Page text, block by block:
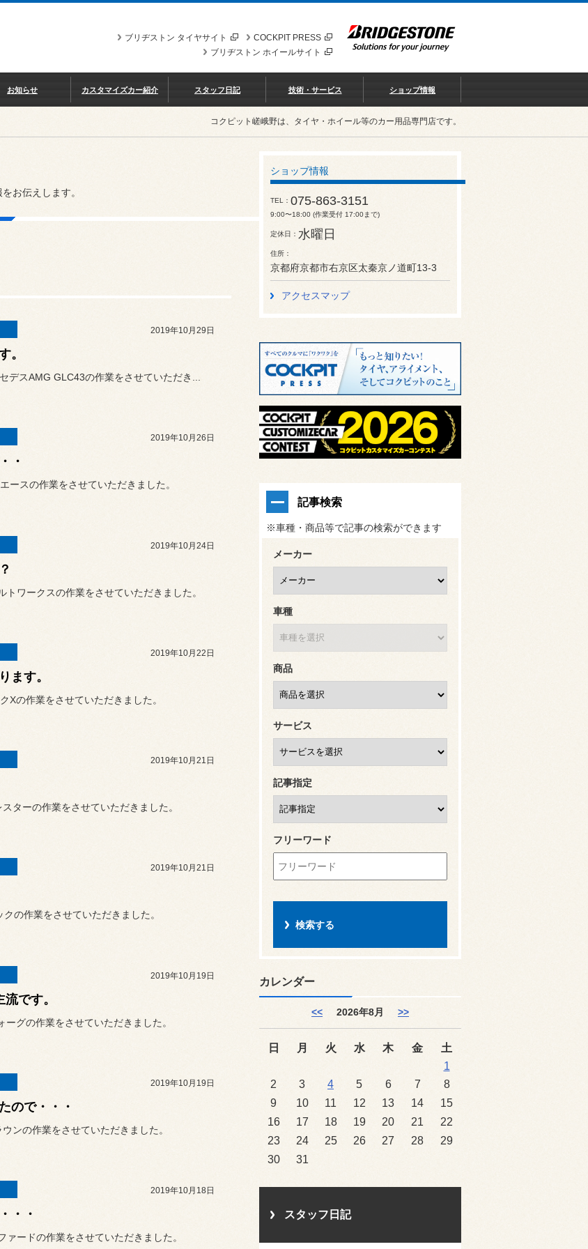
COCKPIT PRESS
ブリヂストン タイヤサイト
ブリヂストン ホイールサイト
お知らせ カスタマイズカー紹介 スタッフ日記 技術・サービス ショップ情報
コクピット嵯峨野は、タイヤ・ホイール等のカー用品専門店です。
お伝えします。
2019年10月29日
。
デスAMG GLC43の作業をさせていただき...
2019年10月26日
・
ースの作業をさせていただきました。
2019年10月24日
トワークスの作業をさせていただきました。
2019年10月22日
ます。
Xの作業をさせていただきました。
2019年10月21日
ターの作業をさせていただきました。
2019年10月21日
の作業をさせていただきました。
2019年10月19日
です。
ーグの作業をさせていただきました。
2019年10月19日
ので・・・
ンの作業をさせていただきました。
2019年10月18日
・・
ァードの作業をさせていただきました。
ショップ情報
TEL 075-863-3151
9:00〜18:00 (作業受付 17:00まで)
定休日 水曜日
住所
京都府京都市右京区太秦京ノ道町13-3
アクセスマップ
記事検索
※車種・商品等で記事の検索ができます
メーカー
車種
商品
サービス
記事指定
フリーワード
カレンダー
<< 2026年8月 >>
日 月 火 水 木 金
土
1
2
3 4 5 6 7
8
9
10 11 12 13 14
15
16
17 18 19 20 21
22
23
24 25 26 27 28
29
30
31
スタッフ日記